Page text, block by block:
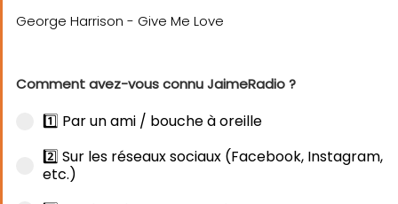
Comment avez-vous connu JaimeRadio ?
1️⃣ Par un ami / bouche à oreille
2️⃣ Sur les réseaux sociaux (Facebook, Instagram,
etc.)